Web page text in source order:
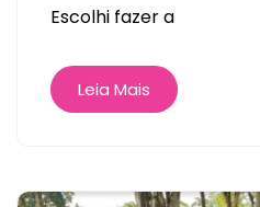
Escolhi fazer a
Leia Mais